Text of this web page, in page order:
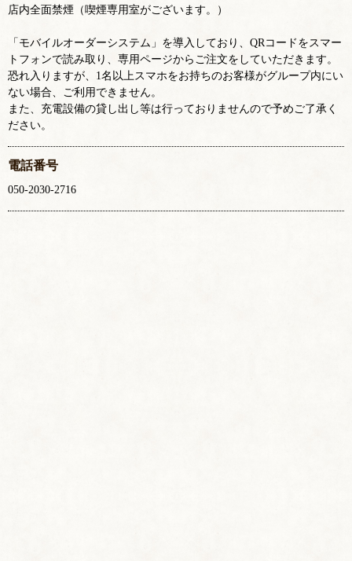
店内全面禁煙（喫煙専用室がございます。）
「モバイルオーダーシステム」を導入しており、QRコードをスマー
トフォンで読み取り、専用ページからご注文をしていただきます。
恐れ入りますが、1名以上スマホをお持ちのお客様がグループ内にい
ない場合、ご利用できません。
また、充電設備の貸し出し等は行っておりませんので予めご了承く
ださい。
電話番号
050-2030-2716